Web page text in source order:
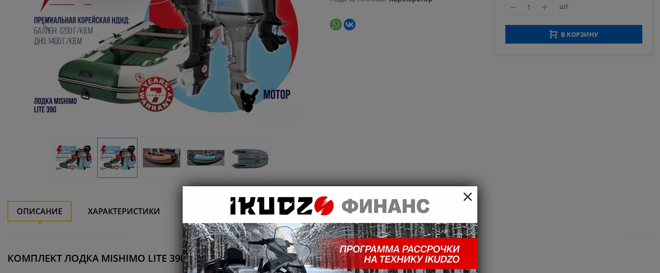
шт
В КОРЗИНУ
ОПИСАНИЕ ХАРАКТЕРИСТИКИ
КОМПЛЕКТ ЛОДКА MISHIMO LITE 390 + МОТОР 9,9 (15) Л.С.
×